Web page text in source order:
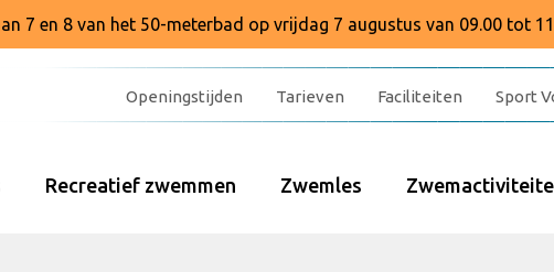
7 en 8 van het 50-meterbad op vrijdag 7 augustus van 09.00 tot
Openingstijden Tarieven Faciliteiten Sport
Recreatief zwemmen Zwemles